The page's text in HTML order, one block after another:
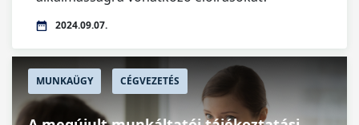
2024.09.07.
MUNKAÜGY CÉGVEZETÉS